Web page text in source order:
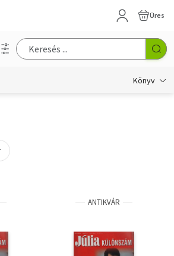
Üres
Könyv
ANTIKVÁR